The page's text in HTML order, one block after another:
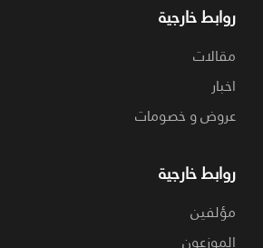
روابط خارجية
مقالات
اخبار
عروض و خصومات
روابط خارجية
مؤلفين
الموزعون